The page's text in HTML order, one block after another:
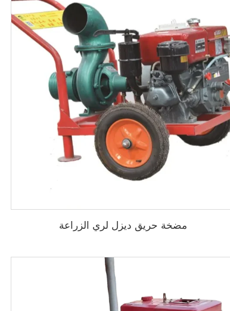
مضخة حريق ديزل لري الزراعة